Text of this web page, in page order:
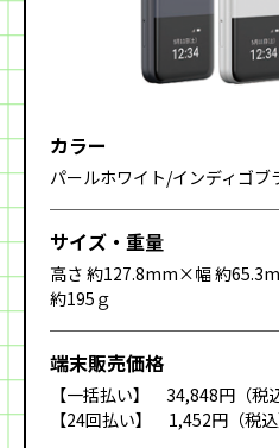
カラー
パールホワイト/インディゴブ
サイズ・重量
高さ 約127.8mm×幅 約
約195ｇ
端末販売価格
【一括払い】 34,848円（税込
【24回払い】 1,452円（税込